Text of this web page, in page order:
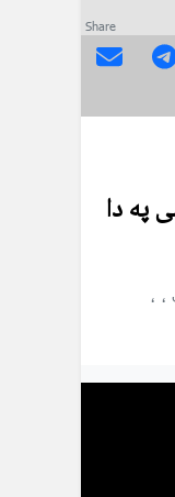
Share
په دا
، ،